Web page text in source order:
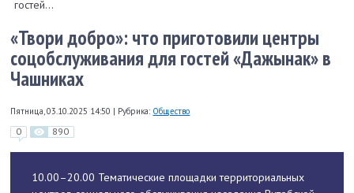
гостей...
«Твори добро»: что приготовили центры
соцобслуживания для гостей «Дажынак» в
Чашниках
Пятница, 03.10.2025 14:50 | Рубрика: Общество
0 890
10.00–20.00 Тематические площадки территориальных